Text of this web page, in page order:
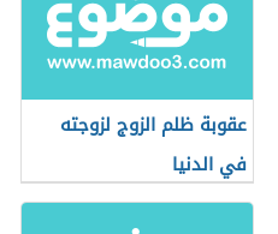
عقوبة ظلم الزوج لزوجته
في الدنيا